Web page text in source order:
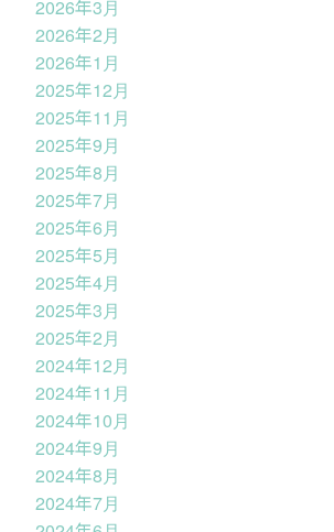
2026年3月
2026年2月
2026年1月
2025年12月
2025年11月
2025年9月
2025年8月
2025年7月
2025年6月
2025年5月
2025年4月
2025年3月
2025年2月
2024年12月
2024年11月
2024年10月
2024年9月
2024年8月
2024年7月